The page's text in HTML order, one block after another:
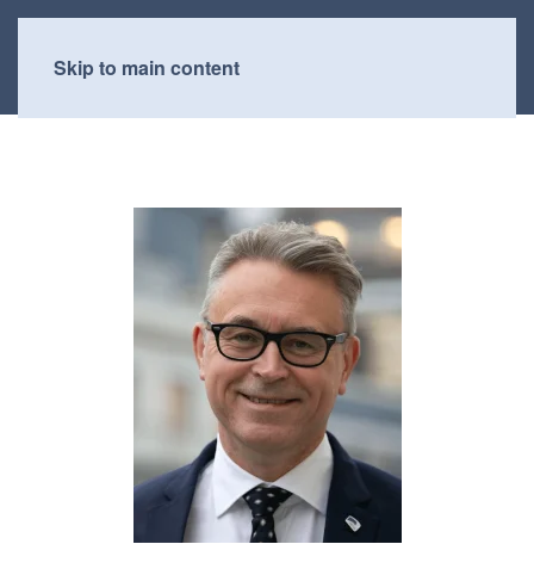
Skip to main content